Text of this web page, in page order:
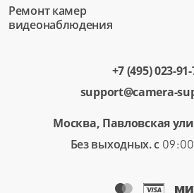
Ремонт камер
видеонаблюдения
+7 (495) 023-
support@camera-
Москва, Павловская
Без выходных. с 09:00